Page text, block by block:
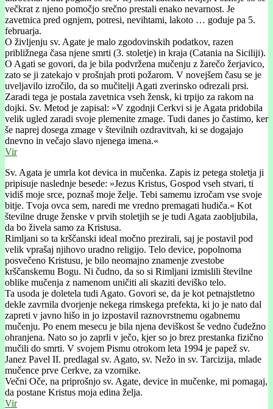
večkrat z njeno pomočjo srečno prestali enako nevarnost. Je
zavetnica pred ognjem, potresi, nevihtami, lakoto … goduje pa 5.
februarja.
O življenju sv. Agate je malo zgodovinskih podatkov, razen
približnega časa njene smrti (3. stoletje) in kraja (Catania na Siciliji).
O Agati se govori, da je bila podvržena mučenju z žarečo žerjavico,
zato se ji zatekajo v prošnjah proti požarom. V novejšem času se je
uveljavilo izročilo, da so mučitelji Agati zverinsko odrezali prsi.
Zaradi tega je postala zavetnica vseh žensk, ki trpijo za rakom na
dojki. Sv. Metod je zapisal: »V zgodnji Cerkvi si je Agata pridobila
velik ugled zaradi svoje plemenite zmage. Tudi danes jo častimo, ker
še naprej dosega zmage v številnih ozdravitvah, ki se dogajajo
dnevno in večajo slavo njenega imena.«
Vir
Sv. Agata je umrla kot devica in mučenka. Zapis iz petega stoletja ji
pripisuje naslednje besede: »Jezus Kristus, Gospod vseh stvari, ti
vidiš moje srce, poznaš moje želje. Tebi samemu izročam vse svoje
bitje. Tvoja ovca sem, naredi me vredno premagati hudiča.« Kot
številne druge ženske v prvih stoletjih se je tudi Agata zaobljubila,
da bo živela samo za Kristusa.
Rimljani so ta krščanski ideal močno prezirali, saj je postavil pod
velik vprašaj njihovo uradno religijo. Telo device, popolnoma
posvečeno Kristusu, je bilo neomajno znamenje zvestobe
krščanskemu Bogu. Ni čudno, da so si Rimljani izmislili številne
oblike mučenja z namenom uničiti ali skaziti deviško telo.
Ta usoda je doletela tudi Agato. Govori se, da je kot petnajstletno
dekle zavrnila dvorjenje nekega rimskega prefekta, ki jo je nato dal
zapreti v javno hišo in jo izpostavil raznovrstnemu ogabnemu
mučenju. Po enem mesecu je bila njena deviškost še vedno čudežno
ohranjena. Nato so jo zaprli v ječo, kjer so jo brez prestanka fizično
mučili do smrti. V svojem Pismu otrokom leta 1994 je papež sv.
Janez Pavel II. predlagal sv. Agato, sv. Nežo in sv. Tarcizija, mlade
mučence prve Cerkve, za vzornike.
Večni Oče, na priprošnjo sv. Agate, device in mučenke, mi pomagaj,
da postane Kristus moja edina želja.
Vir